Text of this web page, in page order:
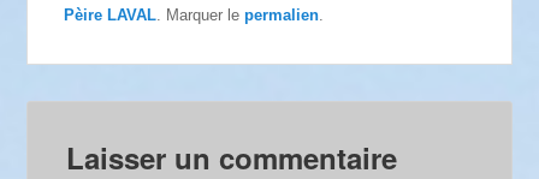
Pèire LAVAL . Marquer lepermalien
Laisser un commentaire